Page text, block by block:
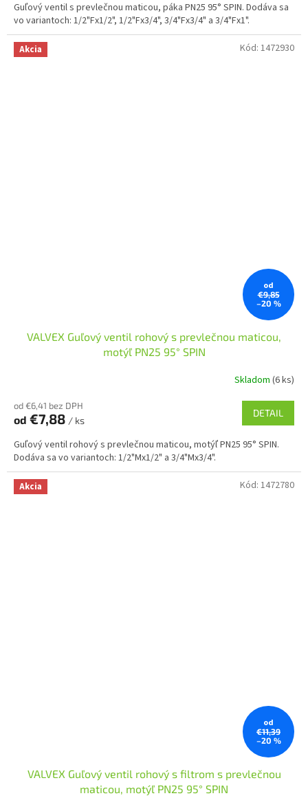
Guľový ventil s prevlečnou maticou, páka PN25 95° SPIN. Dodáva sa
vo variantoch: 1/2"Fx1/2", 1/2"Fx3/4", 3/4"Fx3/4" a 3/4"Fx1".
Akcia
od
€9,85
–20 %
VALVEX Guľový ventil rohový s prevlečnou maticou,
motýľ PN25 95° SPIN
Skladom (6 ks)
od €6,41 bez DPH
od €7,88 / ks
DETAIL
Guľový ventil rohový s prevlečnou maticou, motýľ PN25 95° SPIN.
Dodáva sa vo variantoch: 1/2"Mx1/2" a 3/4"Mx3/4".
Kód: 1472930
Akcia
od
€11,39
–20 %
VALVEX Guľový ventil rohový s filtrom s prevlečnou
maticou, motýľ PN25 95° SPIN
Kód: 1472780